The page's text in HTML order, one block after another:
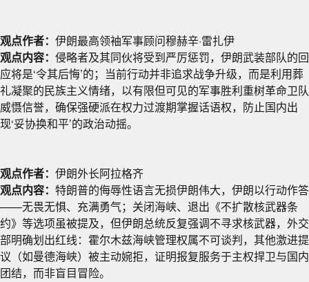
观点作者： 伊朗最高领袖军事顾问穆赫辛·雷扎伊
观点内容： 侵略者及其同伙将受到严厉惩罚，伊朗武装部队的回
应将是‘令其后悔’的；当前行动并非追求战争升级，而是利用葬
礼凝聚的民族主义情绪，以有限但可见的军事胜利重树革命卫队
威慑信誉，确保强硬派在权力过渡期掌握话语权，防止国内出
现‘妥协换和平’的政治动摇。
观点作者： 伊朗外长阿拉格齐
观点内容： 特朗普的侮辱性语言无损伊朗伟大，伊朗以行动作答
——无畏无惧、充满勇气；关闭海峡、退出《不扩散核武器条
约》等选项虽被提及，但伊朗总统反复强调不寻求核武器，外交
部明确划出红线：霍尔木兹海峡管理权属不可谈判，其他激进提
议（如曼德海峡）被主动婉拒，证明报复服务于主权捍卫与国内
团结，而非盲目冒险。